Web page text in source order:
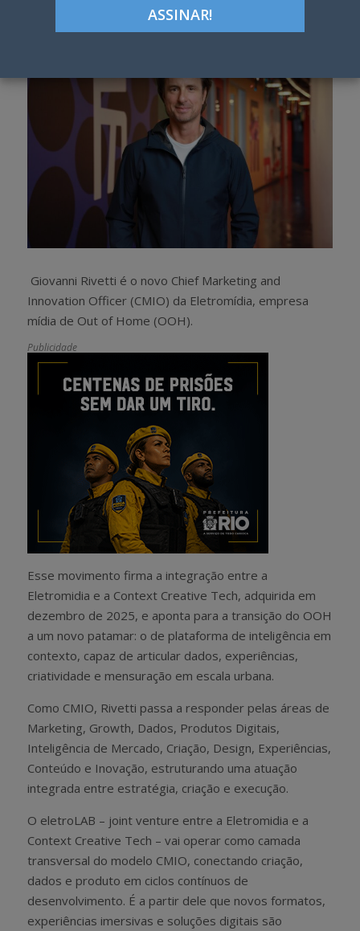
Giovanni Rivetti é o novo Chief Marketing and
Innovation Officer (CMIO) da Eletromídia, empresa
mídia de Out of Home (OOH).
Publicidade
Esse movimento firma a integração entre a
Eletromidia e a Context Creative Tech, adquirida em
dezembro de 2025, e aponta para a transição do OOH
a um novo patamar: o de plataforma de inteligência em
contexto, capaz de articular dados, experiências,
criatividade e mensuração em escala urbana.
Como CMIO, Rivetti passa a responder pelas áreas de
Marketing, Growth, Dados, Produtos Digitais,
Inteligência de Mercado, Criação, Design, Experiências,
Conteúdo e Inovação, estruturando uma atuação
integrada entre estratégia, criação e execução.
O eletroLAB – joint venture entre a Eletromidia e a
Context Creative Tech – vai operar como camada
transversal do modelo CMIO, conectando criação,
dados e produto em ciclos contínuos de
desenvolvimento. É a partir dele que novos formatos,
experiências imersivas e soluções digitais são